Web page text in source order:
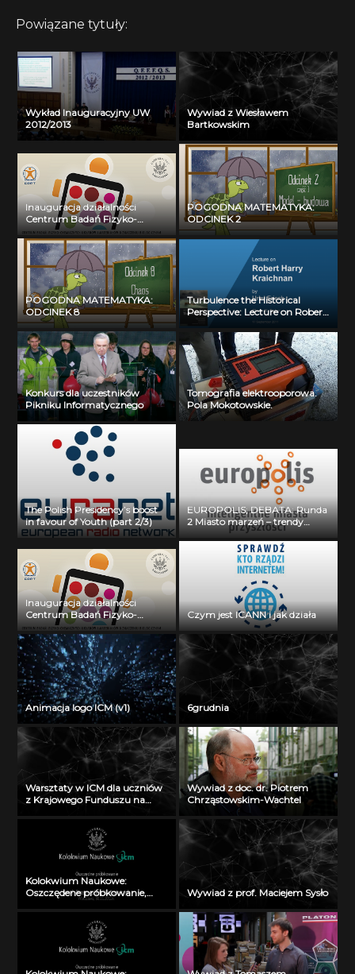
Powiązane tytuły:
Wykład Inauguracyjny UW
2012/2013
Wywiad z Wiesławem
Bartkowskim
Inauguracja działalności
Centrum Badań Fizyko-
Chemicznych Układów i
Materiałów o Znaczeniu
Biologicznym: dr Krzysztof
Ginalski
POGODNA MATEMATYKA:
ODCINEK 2
POGODNA MATEMATYKA:
ODCINEK 8
Turbulence the Historical
Perspective: Lecture on Robert
Harry Kraichnan by Uriel Frish
(17.09.2011)
Konkurs dla uczestników
Pikniku Informatycznego
Tomografia elektrooporowa.
Pola Mokotowskie.
The Polish Presidency’s boost
in favour of Youth (part 2/3)
EUROPOLIS; DEBATA: Runda
2 Miasto marzeń – trendy
rozwojowe a preferencje
Inauguracja działalności
Centrum Badań Fizyko-
Chemicznych Układów i
Materiałów o Znaczeniu
Biologicznym: prof. dr hab.
Wojciech Grochala
Czym jest ICANN i jak działa
Animacja logo ICM (v1) 6grudnia
Warsztaty w ICM dla uczniów
z Krajowego Funduszu na
Wywiad z doc. dr. Piotrem
Chrząstowskim-Wachtel
Kolokwium Naukowe:
Oszczędene próbkowanie,
prof. Przemysław Wojtaszczyk
Wywiad z prof. Maciejem Sysło